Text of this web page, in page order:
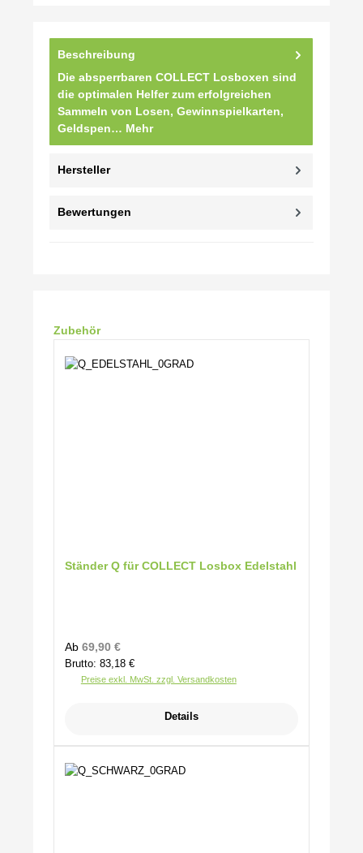
Beschreibung
Die absperrbaren COLLECT Losboxen sind
die optimalen Helfer zum erfolgreichen
Sammeln von Losen, Gewinnspielkarten,
Geldspen… Mehr
Hersteller
Bewertungen
Produktgalerie überspringen
Zubehör
Ständer Q für COLLECT Losbox Edelstahl
Regulärer Preis:
Ab 69,90 €
Brutto: 83,18 €
Preise exkl. MwSt. zzgl. Versandkosten
Details